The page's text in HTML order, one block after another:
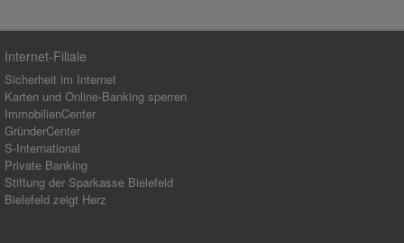
Internet-Filiale
Sicherheit im Internet
Karten und Online-Banking sperren
ImmobilienCenter
GründerCenter
S-International
Private Banking
Stiftung der Sparkasse Bielefeld
Bielefeld zeigt Herz